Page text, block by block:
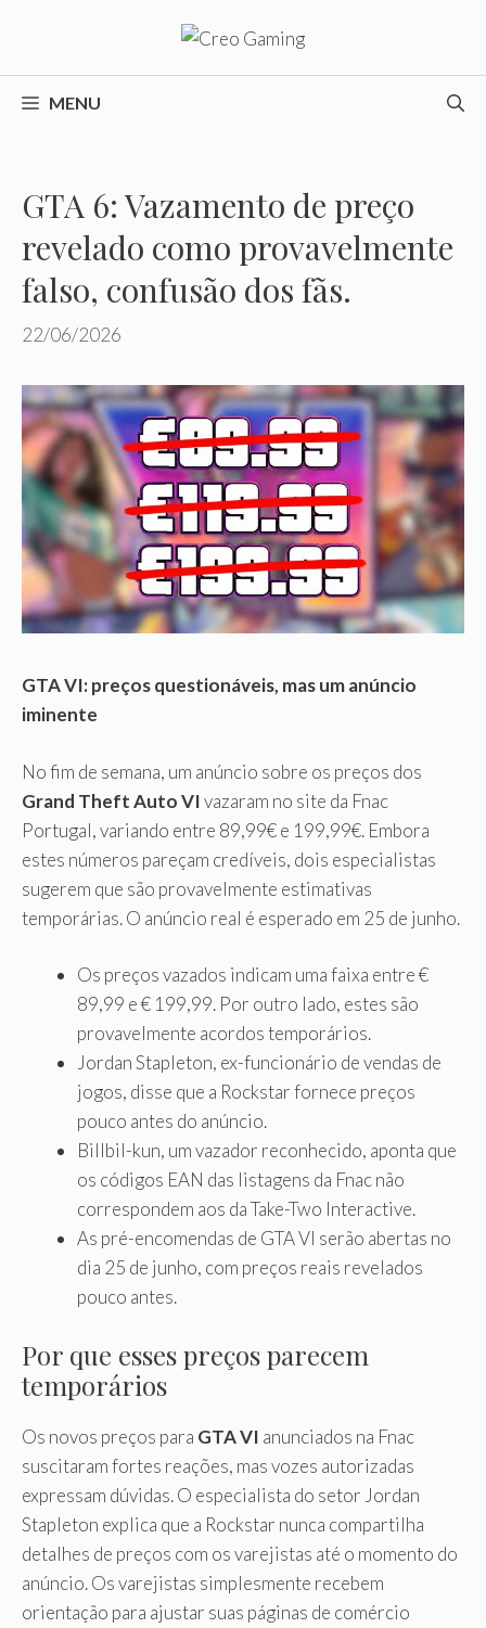
o
conteúdoMENU
GTA 6: Vazamento de preço
revelado como provavelmente
falso, confusão dos fãs.
22/06/2026
GTA VI: preços questionáveis, mas um anúncio
iminente
No fim de semana, um anúncio sobre os preços dos
Grand Theft Auto VIvazaram no site da Fnac
Portugal, variando entre 89,99€ e 199,99€. Embora
estes números pareçam credíveis, dois especialistas
sugerem que são provavelmente estimativas
temporárias. O anúncio real é esperado em 25 de junho.
Os preços vazados indicam uma faixa entre €
89,99 e € 199,99. Por outro lado, estes são
provavelmente acordos temporários.
Jordan Stapleton, ex-funcionário de vendas de
jogos, disse que a Rockstar fornece preços
pouco antes do anúncio.
Billbil-kun, um vazador reconhecido, aponta que
os códigos EAN das listagens da Fnac não
correspondem aos da Take-Two Interactive.
As pré-encomendas de GTA VI serão abertas no
dia 25 de junho, com preços reais revelados
pouco antes.
Por que esses preços parecem
temporários
Os novos preços para GTA VI anunciados na Fnac
suscitaram fortes reações, mas vozes autorizadas
expressam dúvidas. O especialista do setor Jordan
Stapleton explica que a Rockstar nunca compartilha
detalhes de preços com os varejistas até o momento do
anúncio. Os varejistas simplesmente recebem
orientação para ajustar suas páginas de comércio